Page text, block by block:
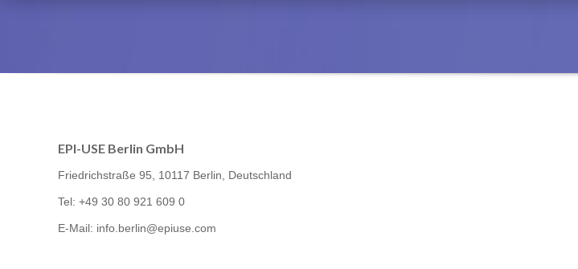
EPI-USE Berlin GmbH
Friedrichstraße 95, 10117 Berlin, Deutschland
Tel: +49 30 80 921 609 0
E-Mail: info.berlin@epiuse.com